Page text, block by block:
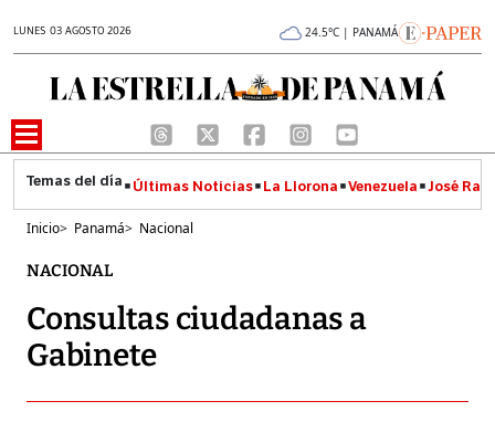
LUNES 03 AGOSTO 2026 24.5°C | PANAMÁ
Últimas Noticias La Llorona Venezuela José
Inicio> Panamá> Nacional
NACIONAL
Consultas ciudadanas a
Gabinete